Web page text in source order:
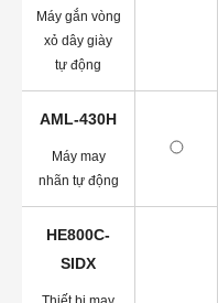
Máy gắn vòng
xỏ dây giày
tự động
AML-430H
Máy may
nhãn tự động
HE800C-
SIDX